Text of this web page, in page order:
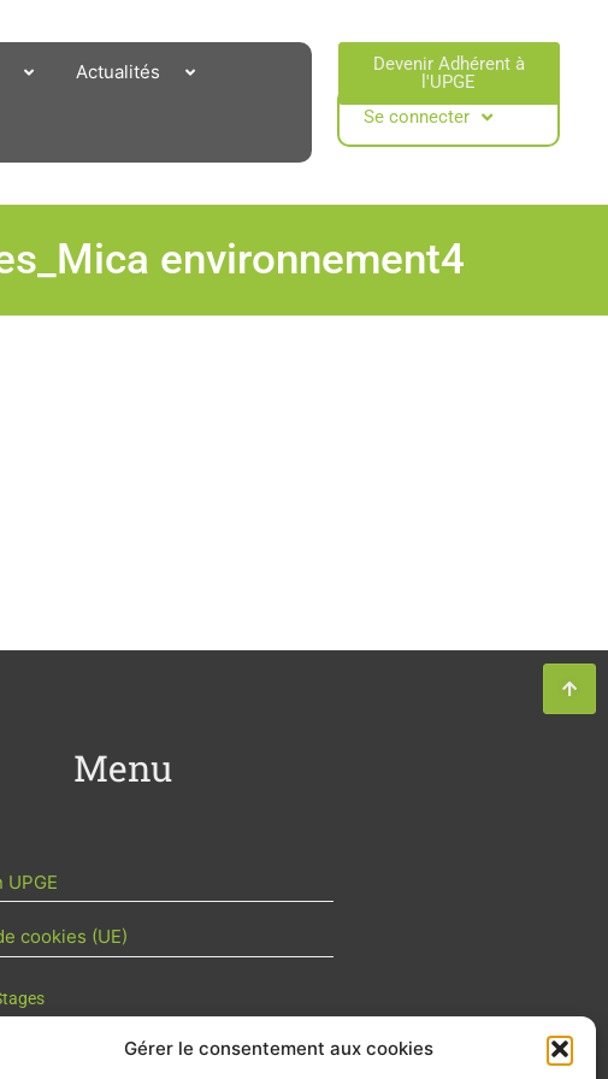
Gérer le consentement aux cookies
Actualités
Devenir Adhérent à
l'UPGE​
Se connecter
environnement4
Menu
UPGE
cookies (UE)
L'ACTU DE LA FILIÈRE